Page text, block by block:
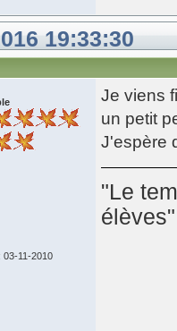
19:33:30
03-11-2010
Je viens
un petit
J'espère
"Le